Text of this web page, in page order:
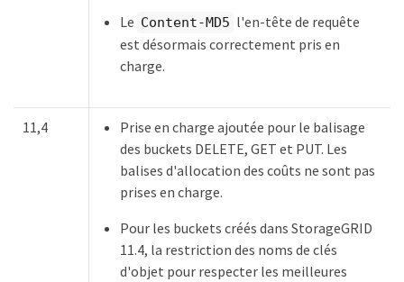
Le Content-MD5 l'en-tête de requête
est désormais correctement pris en
charge.
11,4
Prise en charge ajoutée pour le balisage
des buckets DELETE, GET et PUT. Les
balises d'allocation des coûts ne sont pas
prises en charge.
Pour les buckets créés dans StorageGRID
11.4, la restriction des noms de clés
d'objet pour respecter les meilleures